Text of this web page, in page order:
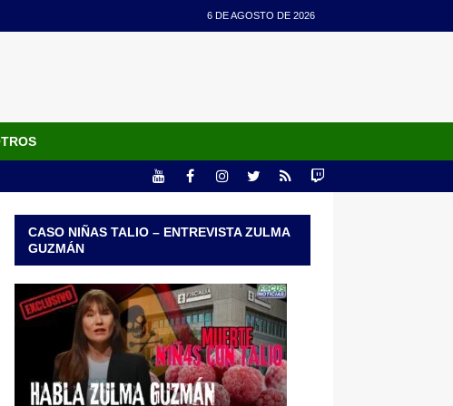
6 DE AGOSTO DE 2026
CASO NIÑAS TALIO – ENTREVISTA ZULMA
GUZMÁN